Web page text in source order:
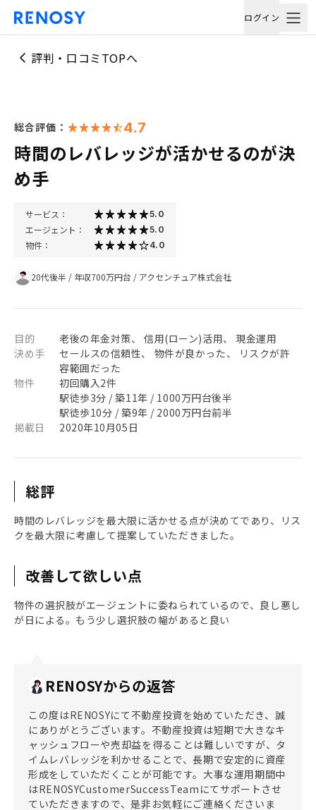
ログイン
評判・口コミTOPへ
総合評価： 4.7
時間のレバレッジが活かせるのが決
め手
サービス： 5.0
エージェント： 5.0
物件： 4.0
20代後半 / 年収700万円台 / アクセンチュア株式会社
目的
老後の年金対策、 信用(ローン)活用、 現金運用
決め手
セールスの信頼性、 物件が良かった、 リスクが許
容範囲だった
物件
初回購入2件
駅徒歩3分 / 築11年 / 1000万円台後半
駅徒歩10分 / 築9年 / 2000万円台前半
掲載日
2020年10月05日
総評
時間のレバレッジを最大限に活かせる点が決めてであり、リス
クを最大限に考慮して提案していただきました。
改善して欲しい点
物件の選択肢がエージェントに委ねられているので、良し悪し
が日による。もう少し選択肢の幅があると良い
RENOSYからの返答
この度はRENOSYにて不動産投資を始めていただき、誠
にありがとうございます。不動産投資は短期で大きなキ
ャッシュフローや売却益を得ることは難しいですが、タ
イムレバレッジを利かせることで、長期で安定的に資産
形成をしていただくことが可能です。大事な運用期間中
はRENOSYCustomerSuccessTeamにてサポートさせ
ていただきますので、是非お気軽にご連絡くださいま